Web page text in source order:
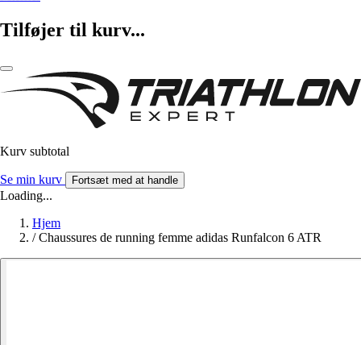
Tilføjer til kurv...
Kurv subtotal
Se min kurv Fortsæt med at handle
Loading...
Hjem
/ Chaussures de running femme adidas Runfalcon 6 ATR